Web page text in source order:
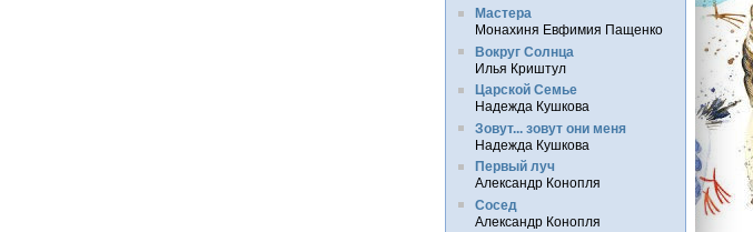
Мастера
Монахиня Евфимия Пащенко
Вокруг Солнца
Илья Криштул
Царской Семье
Надежда Кушкова
Зовут... зовут они меня
Надежда Кушкова
Первый луч
Александр Конопля
Сосед
Александр Конопля